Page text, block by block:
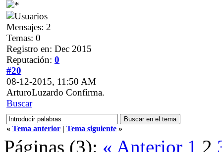
Mensajes: 2
Temas: 0
Registro en: Dec 2015
Reputación: 0
#20
08-12-2015, 11:50 AM
ArturoLuzardo Confirma.
Buscar
« Tema anterior | Tema siguiente »
Páginas (3): « Anterior 1 2